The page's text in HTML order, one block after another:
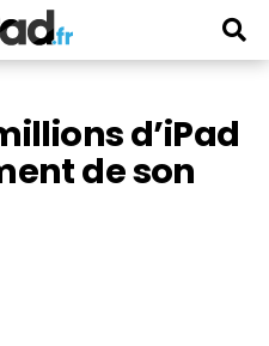
d’iPad
de son